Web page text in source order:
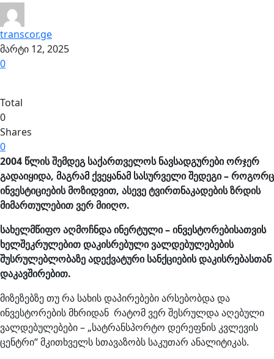
transcor.ge
მარტი 12, 2025
0
Total
0
Shares
0
2004 წლის შემდეგ საქართველოს ნავსადგურებიორჯერ
გადაიყიდა, მაგრამქვეყანამ სასურველიშედეგი –როგორც
ინვესტიციების მოზიდვით, ასევეტვირთნაკადებისზრდის
მიმართულებითვერ მიიღო.
სახელმწიფოაღმოჩნდა ინერტული – ინვესტორებისათვის
ხელშეკრულებითდაკისრებული ვალდებულებების
შუსრულებლობაზე ადექვატური სანქციების დაკისრებასთან
დაკავშირებით.
მიზეზებზე თუ რა სახის დაპირებები არსებობდა და
ინვესტორების მხრიდან რატომ ვერ შესრულდა აღებული
ვალდებულებები – „სატრანსპორტო დერეფნის კვლევის
ცენტრი“ მკითხველს სთავაზობს საკუთარ ანალიტიკას.